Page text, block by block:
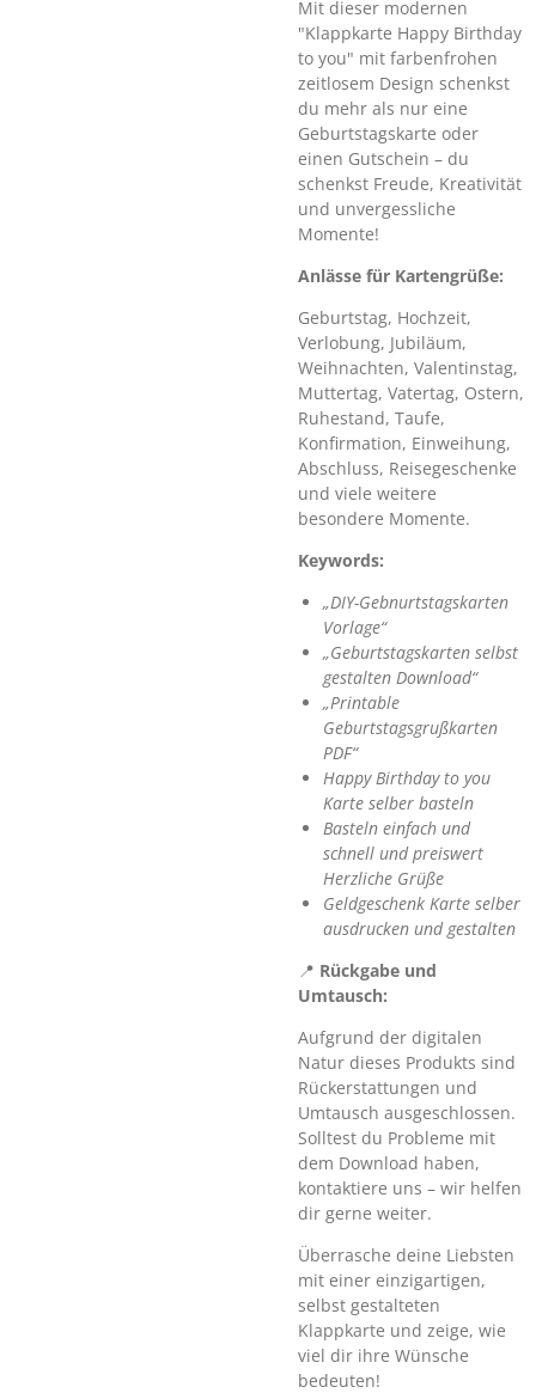
Mit dieser modernen
"Klappkarte Happy Birthday
to you" mit farbenfrohen
zeitlosem Design schenkst
du mehr als nur eine
Geburtstagskarte oder
einen Gutschein – du
schenkst Freude, Kreativität
und unvergessliche
Momente!
Anlässe für Kartengrüße:
Geburtstag, Hochzeit,
Verlobung, Jubiläum,
Weihnachten, Valentinstag,
Muttertag, Vatertag, Ostern,
Ruhestand, Taufe,
Konfirmation, Einweihung,
Abschluss, Reisegeschenke
und viele weitere
besondere Momente.
Keywords:
„DIY-Gebnurtstagskarten
Vorlage“
„Geburtstagskarten selbst
gestalten Download“
„Printable
Geburtstagsgrußkarten
PDF“
Happy Birthday to you
Karte selber basteln
Basteln einfach und
schnell und preiswert
Herzliche Grüße
Geldgeschenk Karte selber
ausdrucken und gestalten
📍 Rückgabe und
Umtausch:
Aufgrund der digitalen
Natur dieses Produkts sind
Rückerstattungen und
Umtausch ausgeschlossen.
Solltest du Probleme mit
dem Download haben,
kontaktiere uns – wir helfen
dir gerne weiter.
Überrasche deine Liebsten
mit einer einzigartigen,
selbst gestalteten
Klappkarte und zeige, wie
viel dir ihre Wünsche
bedeuten!